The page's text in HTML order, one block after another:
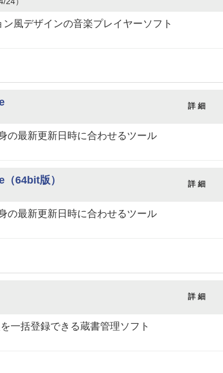
ン風デザインの音楽プレイヤーソフト
詳 細
の最新更新日時に合わせるツール
64bit版） 詳 細
の最新更新日時に合わせるツール
詳 細
一括登録できる蔵書管理ソフト